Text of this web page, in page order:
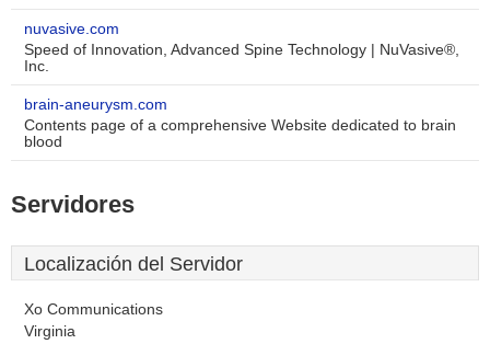
nuvasive.com
Speed of Innovation, Advanced Spine Technology | NuVasive®,
Inc.
brain-aneurysm.com
Contents page of a comprehensive Website dedicated to brain
blood
Servidores
Localización del Servidor
Xo Communications
Virginia